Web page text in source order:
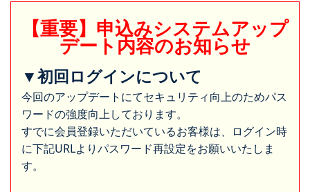
【重要】申込みシステムアップ
デート内容のお知らせ
▼初回ログインについて
今回のアップデートにてセキュリティ向上のためパス
ワードの強度向上しております。
すでに会員登録いただいているお客様は、ログイン時
に下記URLよりパスワード再設定をお願いいたしま
す。